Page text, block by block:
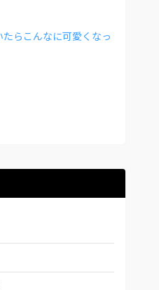
らこんなに可愛くなっ